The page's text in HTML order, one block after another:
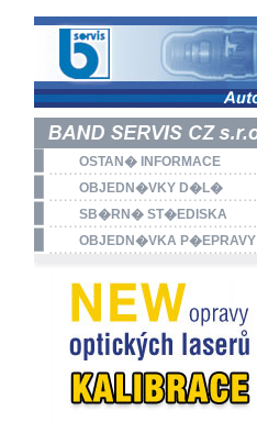
OSTAN� INFORMACE
OBJEDN�VKY D�L�
SB�RN� ST�EDISKA
OBJEDN�VKA P�EPRAVY